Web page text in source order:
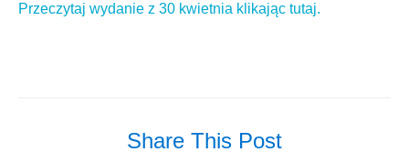
Przeczytaj wydanie z 30 kwietnia klikając tutaj.
Share This Post